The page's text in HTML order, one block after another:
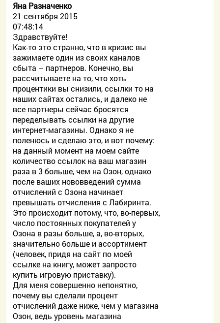
Яна Разначенко
21 сентября 2015
07:48:14
Здравствуйте!
Как-то это странно, что в кризис вы
зажимаете один из своих каналов
сбыта – партнеров. Конечно, вы
рассчитываете на то, что хоть
процентики вы снизили, ссылки то на
наших сайтах остались, и далеко не
все партнеры сейчас бросятся
переделывать ссылки на другие
интернет-магазины. Однако я не
поленюсь и сделаю это, и вот почему:
на данный момент на моем сайте
количество ссылок на ваш магазин
раза в 3 больше, чем на Озон, однако
после ваших нововведений сумма
отчислений с Озона начинает
превышать отчисления с Лабиринта.
Это происходит потому, что, во-первых,
число постоянных покупателей у
Озона в разы больше, а, во-вторых,
значительно больше и ассортимент
(человек, придя на сайт по моей
ссылке на книгу, может запросто
купить игровую приставку).
Для меня совершенно непонятно,
почему вы сделали процент
отчислений даже ниже, чем у магазина
Озон, ведь уровень магазина